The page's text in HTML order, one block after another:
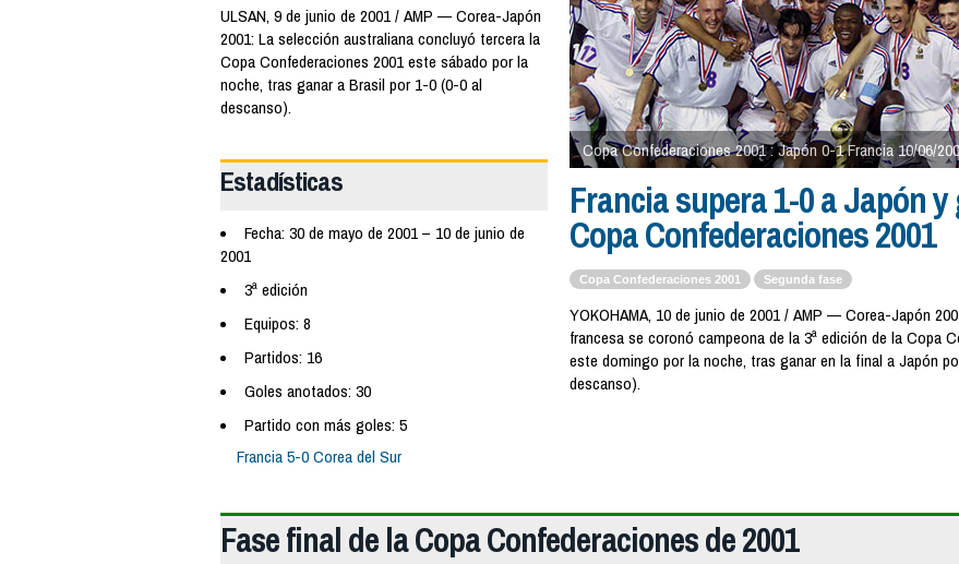
ULSAN, 9 de junio de 2001 / AMP — Corea-Japón
2001: La selección australiana concluyó tercera la
Copa Confederaciones 2001 este sábado por la
noche, tras ganar a Brasil por 1-0 (0-0 al
descanso).
Estadísticas
Fecha: 30 de mayo de 2001 – 10 de junio de
2001
3ª edición
Equipos: 8
Partidos: 16
Goles anotados: 30
Partido con más goles: 5
Francia 5-0 Corea del Sur
Copa Confederaciones 2001 : Japón 0-1 Francia 10/06/
Francia supera 1-0 a Japón
Copa Confederaciones 2001
Copa Confederaciones 2001 Segunda fase
YOKOHAMA, 10 de junio de 2001 / AMP — Corea-Japón
francesa se coronó campeona de la 3ª edición de la Copa
este domingo por la noche, tras ganar en la final a Japón
descanso).
Fase final de la Copa Confederaciones de 2001